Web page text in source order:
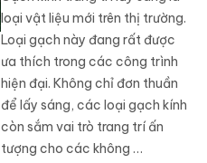
loại vật liệu mới trên thị trường.
Loại gạch này đang rất được
ưa thích trong các công trình
hiện đại. Không chỉ đơn thuần
để lấy sáng, các loại gạch kính
còn sắm vai trò trang trí ấn
tượng cho các không …